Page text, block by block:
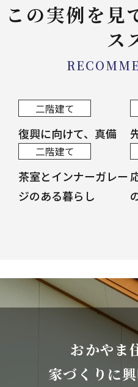
この実例を見
ス
二階建て
復興に向けて、真備
二階建て
茶室とインナーガレー
ジのある暮らし
おかやま
家づくりに